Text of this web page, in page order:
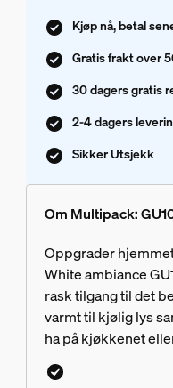
Kjøp nå, betal
Gratis frakt over
30 dagers gratis
2-4 dagers
Sikker Utsjekk
Om Multipack:
Oppgrader
White ambiance
rask tilgang til det
varmt til kjølig lys
ha på kjøkkenet
eksisterende